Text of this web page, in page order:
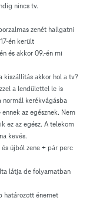
nincs tv.
zenét hallgatni
én került
és akkor 09.-én mi
kiszállítás akkor hol a tv?
a lendülettel le is
kerékvágásba
az egésznek. Nem
ez az egész. A telekom
kevés.
újból zene + pár perc
látja de folyamatban
határozott énemet